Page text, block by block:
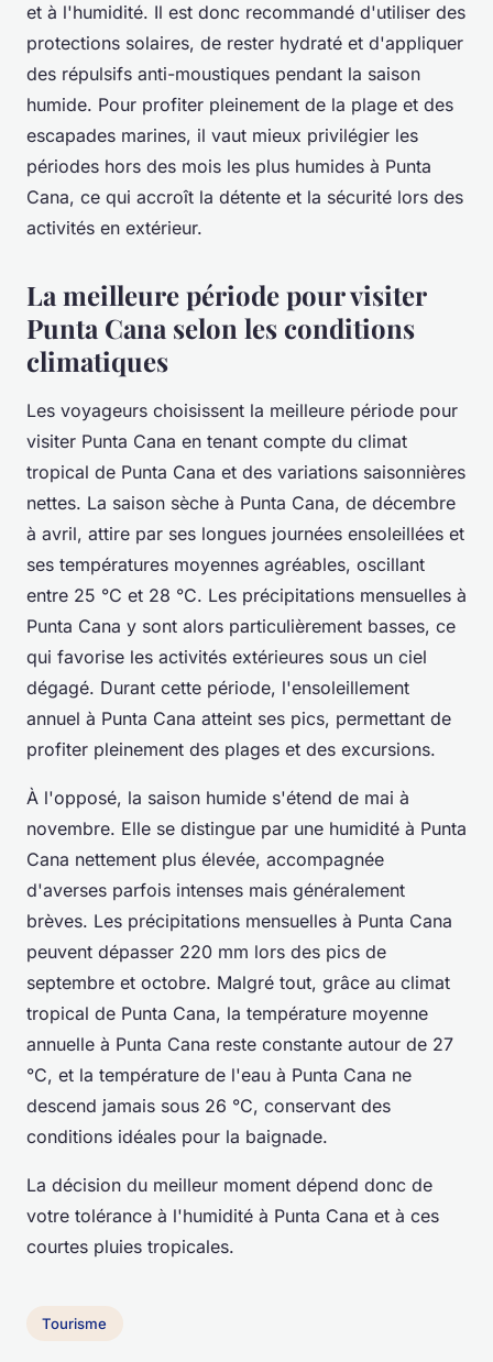
et à l'humidité. Il est donc recommandé d'utiliser des
protections solaires, de rester hydraté et d'appliquer
des répulsifs anti-moustiques pendant la saison
humide. Pour profiter pleinement de la plage et des
escapades marines, il vaut mieux privilégier les
périodes hors des mois les plus humides à Punta
Cana, ce qui accroît la détente et la sécurité lors des
activités en extérieur.
La meilleure période pour visiter
Punta Cana selon les conditions
climatiques
Les voyageurs choisissent la meilleure période pour
visiter Punta Cana en tenant compte du climat
tropical de Punta Cana et des variations saisonnières
nettes. La saison sèche à Punta Cana, de décembre
à avril, attire par ses longues journées ensoleillées et
ses températures moyennes agréables, oscillant
entre 25 °C et 28 °C. Les précipitations mensuelles à
Punta Cana y sont alors particulièrement basses, ce
qui favorise les activités extérieures sous un ciel
dégagé. Durant cette période, l'ensoleillement
annuel à Punta Cana atteint ses pics, permettant de
profiter pleinement des plages et des excursions.
À l'opposé, la saison humide s'étend de mai à
novembre. Elle se distingue par une humidité à Punta
Cana nettement plus élevée, accompagnée
d'averses parfois intenses mais généralement
brèves. Les précipitations mensuelles à Punta Cana
peuvent dépasser 220 mm lors des pics de
septembre et octobre. Malgré tout, grâce au climat
tropical de Punta Cana, la température moyenne
annuelle à Punta Cana reste constante autour de 27
°C, et la température de l'eau à Punta Cana ne
descend jamais sous 26 °C, conservant des
conditions idéales pour la baignade.
La décision du meilleur moment dépend donc de
votre tolérance à l'humidité à Punta Cana et à ces
courtes pluies tropicales.
Tourisme